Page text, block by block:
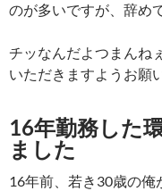
のが多いですが、辞め
チッなんだよつまんね
いただきますようお願
16年勤務した
ました
16年前、若き30歳の俺